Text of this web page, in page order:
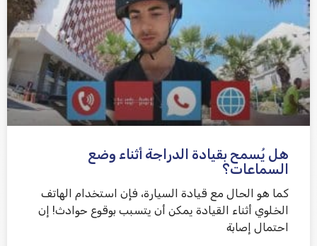
هل يُسمح بقيادة الدراجة أثناء وضع
السماعات؟
كما هو الحال مع قيادة السيارة، فإن استخدام الهاتف
الخلوي أثناء القيادة يمكن أن يتسبب بوقوع حوادث! إن
احتمال إصابة